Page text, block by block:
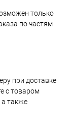
только
по частям
при доставке
с товаром
а также